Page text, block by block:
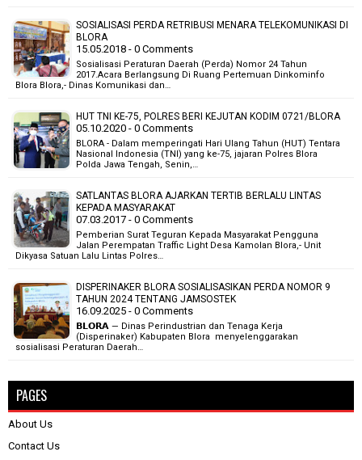
SOSIALISASI PERDA RETRIBUSI MENARA TELEKOMUNIKASI DI
BLORA
15.05.2018 - 0 Comments
Sosialisasi Peraturan Daerah (Perda) Nomor 24 Tahun
2017.Acara Berlangsung Di Ruang Pertemuan Dinkominfo
Blora Blora,- Dinas Komunikasi dan…
HUT TNI KE-75, POLRES BERI KEJUTAN KODIM 0721/BLORA
05.10.2020 - 0 Comments
BLORA - Dalam memperingati Hari Ulang Tahun (HUT) Tentara
Nasional Indonesia (TNI) yang ke-75, jajaran Polres Blora
Polda Jawa Tengah, Senin,…
SATLANTAS BLORA AJARKAN TERTIB BERLALU LINTAS
KEPADA MASYARAKAT
07.03.2017 - 0 Comments
Pemberian Surat Teguran Kepada Masyarakat Pengguna
Jalan Perempatan Traffic Light Desa Kamolan Blora,- Unit
Dikyasa Satuan Lalu Lintas Polres…
DISPERINAKER BLORA SOSIALISASIKAN PERDA NOMOR 9
TAHUN 2024 TENTANG JAMSOSTEK
16.09.2025 - 0 Comments
𝗕𝗟𝗢𝗥𝗔 — Dinas Perindustrian dan Tenaga Kerja
(Disperinaker) Kabupaten Blora menyelenggarakan
sosialisasi Peraturan Daerah…
PAGES
About Us
Contact Us